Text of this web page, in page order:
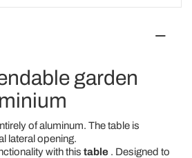
garden
of aluminum. The table is
lateral opening.
with this table. Designed to